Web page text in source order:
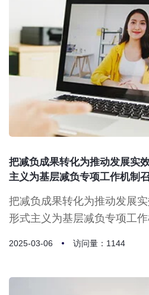
把减负成果转化为推动发展实
主义为基层减负专项工作机制
把减负成果转化为推动发展
形式主义为基层减负专项工
2025-03-06 访问量：1144